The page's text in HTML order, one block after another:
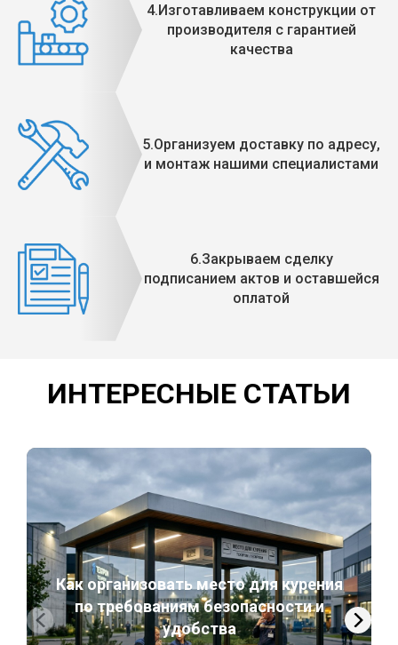
4.Изготавливаем конструкции от
производителя с гарантией
качества
5.Организуем доставку по адресу,
и монтаж нашими специалистами
6.Закрываем сделку
подписанием актов и оставшейся
оплатой
ИНТЕРЕСНЫЕ СТАТЬИ
Как организовать место для курения
по требованиям безопасности и
удобства